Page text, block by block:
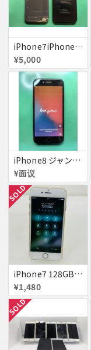
iPhone7iPhone8ジャンク
¥5,000
iPhone8 ジャンク品
¥面议
SOLD
iPhone7 128GB 赤ロム SoftBank ジャンク ゴールド A1779 パスコード不明 送料無料
¥1,480
SOLD